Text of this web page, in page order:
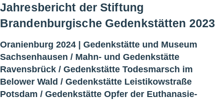
Jahresbericht der Stiftung
Brandenburgische Gedenkstätten 2023
Oranienburg 2024 | Gedenkstätte und Museum
Sachsenhausen / Mahn- und Gedenkstätte
Ravensbrück / Gedenkstätte Todesmarsch im
Belower Wald / Gedenkstätte Leistikowstraße
Potsdam / Gedenkstätte Opfer der Euthanasie-